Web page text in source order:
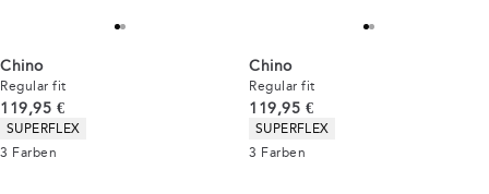
Chino
Regular fit
Preis
119,95 €
Produkteigenschaften
SUPERFLEX
3 Farben
Chino
Regular fit
Preis
119,95 €
Produkteigenschaften
SUPERFLEX
3 Farben